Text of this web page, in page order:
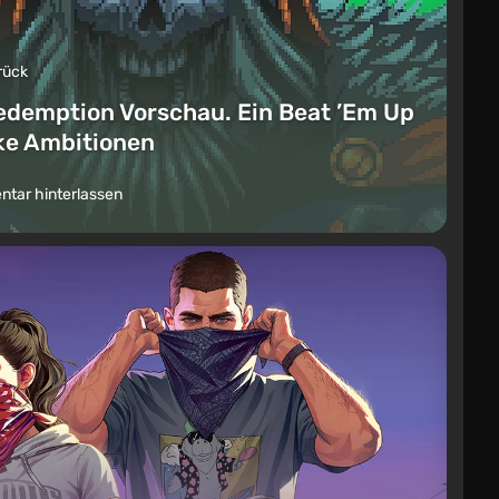
Vorschau. Ein Beat ’Em Up
Ambitionen
hinterlassen